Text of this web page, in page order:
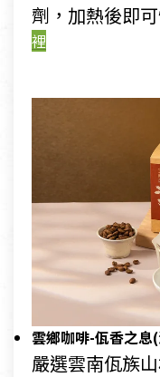
劑，加熱後即
裡
雲鄉咖啡-佤香之息(
嚴選雲南佤族